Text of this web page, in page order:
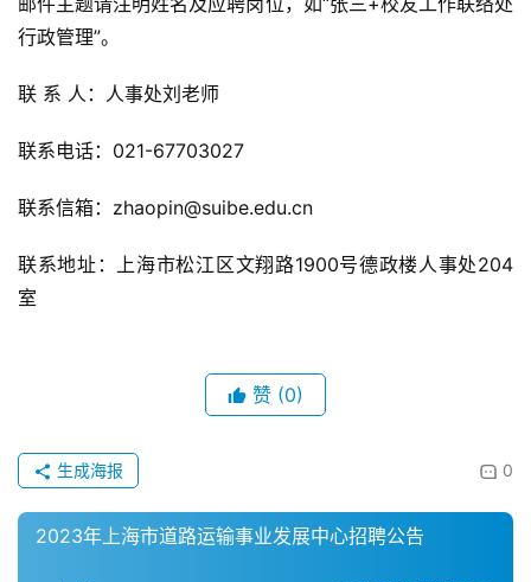
行政管理”。
联 系 人：人事处刘老师
联系电话：021-67703027
联系信箱：zhaopin@suibe.edu.cn
联系地址：上海市松江区文翔路1900号德政楼人事处204
室
赞 (0)
0
生成海报
2023年上海市道路运输事业发展中心招聘公告